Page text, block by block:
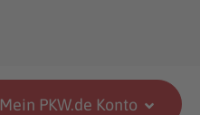
Mein PKW.de Konto